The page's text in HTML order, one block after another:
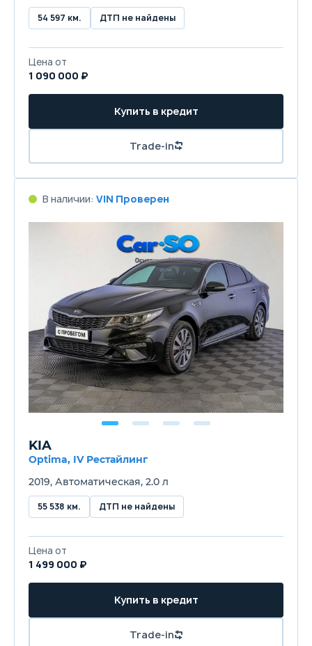
54 597 км. ДТП не найдены
Цена от
1 090 000 ₽
Купить в кредит
Trade-in
В наличии: VIN Проверен
KIA
Optima, IV Рестайлинг
2019, Автоматическая, 2.0 л
55 538 км. ДТП не найдены
Цена от
1 499 000 ₽
Купить в кредит
Trade-in